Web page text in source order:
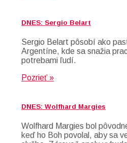
DNES: Sergio Belart
Sergio Belart pôsobí ako
Argentíne, kde sa snažia
potrebami ľudí.
Pozrieť »
DNES: Wolfhard Margies
Wolfhard Margies bol
keď ho Boh povolal, aby sa